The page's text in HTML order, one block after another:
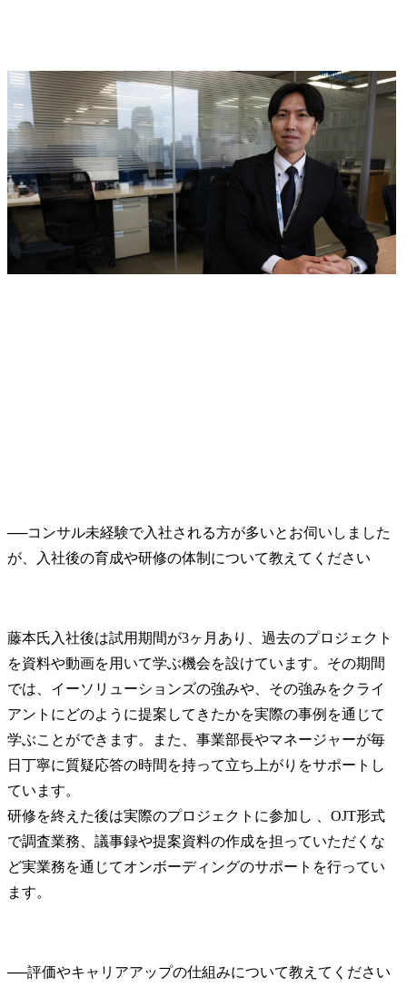
──コンサル未経験で入社される方が多いとお伺いしました
藤本氏 入社後は試用期間が3ヶ月あり、過去のプロジェクト
を資料や動画を用いて学ぶ機会を設けています。その期間
では、イーソリューションズの強みや、その強みをクライ
アントにどのように提案してきたかを実際の事例を通じて
学ぶことができます。また、事業部長やマネージャーが毎
日丁寧に質疑応答の時間を持って立ち上がりをサポートし
ています。
研修を終えた後は実際のプロジェクトに参加し 、OJT形式
で調査業務、議事録や提案資料の作成を担っていただくな
ど実業務を通じてオンボーディングのサポートを行ってい
ます。
──